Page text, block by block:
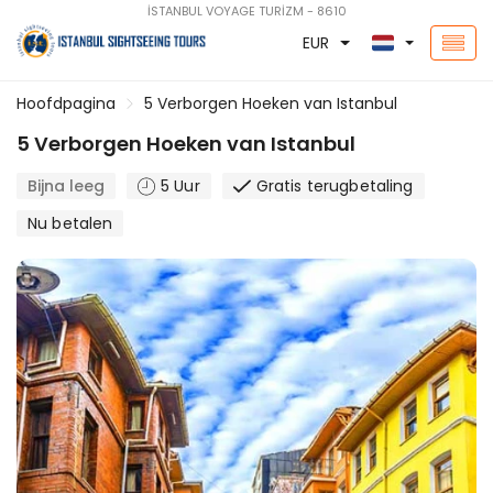
İSTANBUL VOYAGE TURİZM - 8610
EUR
Hoofdpagina 5 Verborgen Hoeken van Istanbul
5 Verborgen Hoeken van Istanbul
Bijna leeg 5 Uur
Gratis terugbetaling
Nu betalen